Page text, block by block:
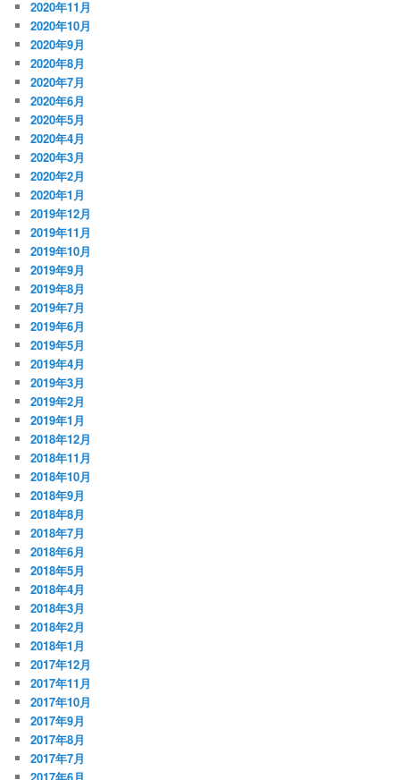
2020年11月
2020年10月
2020年9月
2020年8月
2020年7月
2020年6月
2020年5月
2020年4月
2020年3月
2020年2月
2020年1月
2019年12月
2019年11月
2019年10月
2019年9月
2019年8月
2019年7月
2019年6月
2019年5月
2019年4月
2019年3月
2019年2月
2019年1月
2018年12月
2018年11月
2018年10月
2018年9月
2018年8月
2018年7月
2018年6月
2018年5月
2018年4月
2018年3月
2018年2月
2018年1月
2017年12月
2017年11月
2017年10月
2017年9月
2017年8月
2017年7月